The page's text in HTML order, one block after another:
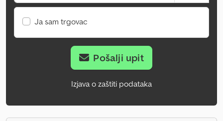
Ja sam trgovac
Pošalji upit
Izjava o zaštiti podataka